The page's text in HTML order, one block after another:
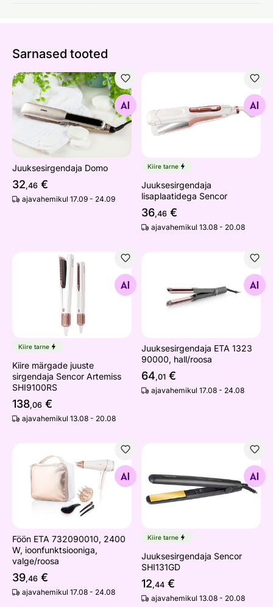
Sarnased tooted
Juuksesirgendaja Domo
Otsi sarnaseid
Juuksesirgendaja Domo
32,46 €
ajavahemikul 17.09 - 24.09
Otsi sarnaseid
Kiire tarne
Juuksesirgendaja
lisaplaatidega Sencor
36,46 €
ajavahemikul 13.08 - 20.08
Kiire märgade juuste sirgendaja Sencor Artemiss
Otsi sarnaseid
Kiire tarne
Kiire märgade juuste
sirgendaja Sencor Artemiss
SHI9100RS
138,06 €
ajavahemikul 13.08 - 20.08
Juuksesirgendaja ETA
Otsi sarnaseid
Juuksesirgendaja ETA 1323
90000, hall/roosa
64,01 €
ajavahemikul 17.08 - 24.08
Föön ETA 732090010, 2400 W, ioonfunktsiooniga,
Otsi sarnaseid
Föön ETA 732090010, 2400
W, ioonfunktsiooniga,
valge/roosa
39,46 €
ajavahemikul 17.08 - 24.08
Otsi sarnaseid
Kiire tarne
Juuksesirgendaja Sencor
SHI131GD
12,44 €
ajavahemikul 13.08 - 20.08